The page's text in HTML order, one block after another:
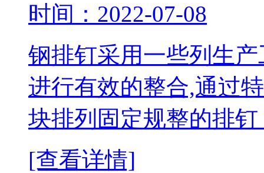
时间：2022-07-08
钢排钉采用一些列生
进行有效的整合,通过
块排列固定规整的排
[查看详情]